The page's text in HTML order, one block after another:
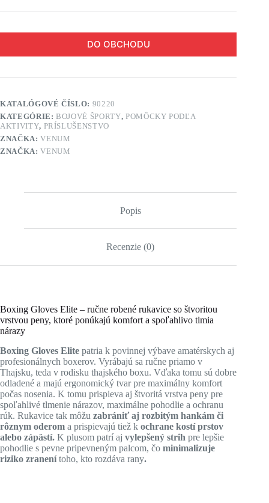
DO OBCHODU
KATALÓGOVÉ ČÍSLO: 90220
KATEGÓRIE:BOJOVÉ ŠPORTY, POMÔCKY PODĽA
AKTIVITY, PRÍSLUŠENSTVO
ZNAČKA:VENUM
ZNAČKA:VENUM
Popis
Recenzie (0)
Boxing Gloves Elite – ručne robené rukavice so štvoritou
vrstvou peny, ktoré ponúkajú komfort a spoľahlivo tlmia
nárazy
Boxing Gloves Elite patria k povinnej výbave amatérskych aj
profesionálnych boxerov. Vyrábajú sa ručne priamo v
Thajsku, teda v rodisku thajského boxu. Vďaka tomu sú dobre
odladené a majú ergonomický tvar pre maximálny komfort
počas nosenia. K tomu prispieva aj štvoritá vrstva peny pre
spoľahlivé tlmenie nárazov, maximálne pohodlie a ochranu
rúk. Rukavice tak môžu zabrániť aj rozbitým hankám či
rôznym oderom a prispievajú tiež k ochrane kostí prstov
alebo zápästí. K plusom patrí aj vylepšený strih pre lepšie
pohodlie s pevne pripevneným palcom, čo minimalizuje
riziko zranenítoho, kto rozdáva rany.